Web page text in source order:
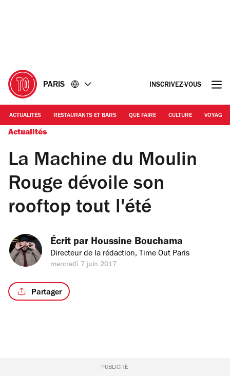
PARIS INSCRIVEZ-VOUS
ACTUALITÉS RESTAURANTS ET BARS QUE FAIRE CULTURE VOYAGE
Actualités
La Machine du Moulin
Rouge dévoile son
rooftop tout l'été
Écrit par Houssine Bouchama
Directeur de la rédaction, Time Out Paris
mercredi 7 juin 2017
Partager
PUBLICITÉ